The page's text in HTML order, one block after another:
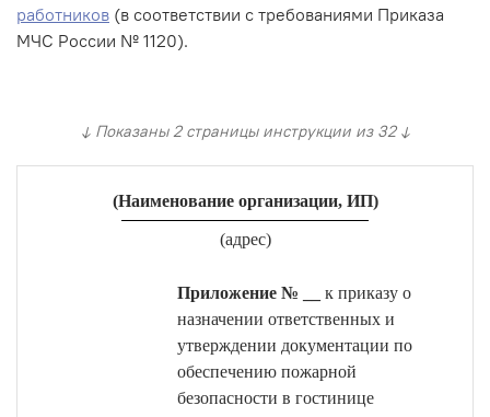
работников (в соответствии с требованиями Приказа
МЧС России № 1120).
↓ Показаны 2 страницы инструкции из 32 ↓
(Наименование организации, ИП)
(адрес)
Приложение № __
к приказу о
назначении ответственных и
утверждении документации по
обеспечению пожарной
безопасности в гостинице